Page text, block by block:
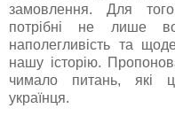
замовлення. Для
потрібні не лише
наполегливість та
нашу історію.
чимало питань, які
українця.